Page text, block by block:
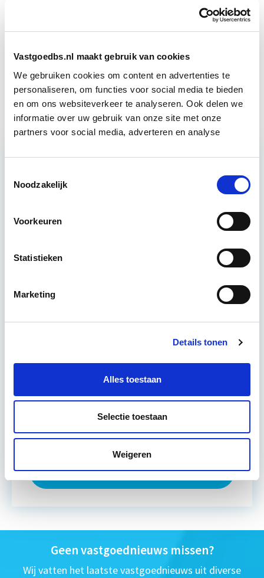
Vastgoedbs.nl maakt gebruik van cookies
We gebruiken cookies om content en advertenties te
personaliseren, om functies voor social media te bieden
en om ons websiteverkeer te analyseren. Ook delen we
informatie over uw gebruik van onze site met onze
partners voor social media, adverteren en analyse
Noodzakelijk
Voorkeuren
Statistieken
Marketing
Details tonen
Alles toestaan
Selectie toestaan
Weigeren
Start wo 16 sep
Vastgoedfinanciering Start do 19 nov
Vastgoedmanagement: Markt,
Strategie en Exploitatie
lang een opleiding volgen even een te grote
Utrecht en/of Online
Eerstvolgende startdatum
wo 30 sep 2026 - Utrecht of Online
Meer informatie
Geen vastgoednieuws missen?
Wij vatten het laatste vastgoednieuws uit diverse